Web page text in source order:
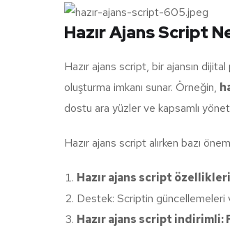
Hazır Ajans Script
Hazır ajans script, bir ajansın
oluşturma imkanı sunar. Örneğin,
dostu ara yüzler ve kapsamlı
Hazır ajans script alırken bazı
Hazır ajans script özellikleri
Destek: Scriptin güncellemeleri
Hazır ajans script indirimli: